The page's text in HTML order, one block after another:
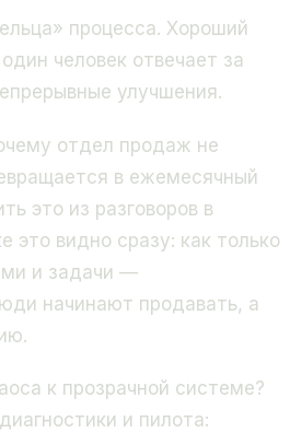
процесса. Хороший
человек отвечает за
улучшения.
отдел продаж не
в ежемесячный
это из разговоров в
это видно сразу: как только
и задачи —
начинают продавать, а
к прозрачной системе?
и пилота: